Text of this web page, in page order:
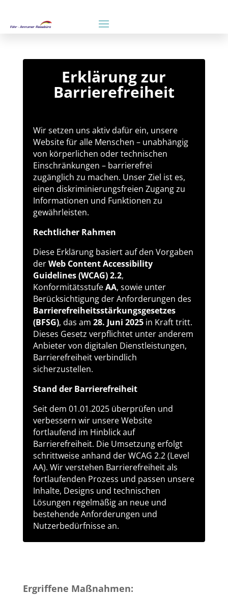
Erklärung zur
Barrierefreiheit
Wir setzen uns aktiv dafür ein, unsere
Website für alle Menschen – unabhängig
von körperlichen oder technischen
Einschränkungen – barrierefrei
zugänglich zu machen. Unser Ziel ist es,
einen diskriminierungsfreien Zugang zu
Informationen und Funktionen zu
gewährleisten.
Rechtlicher Rahmen
Diese Erklärung basiert auf den Vorgaben
derWeb Content Accessibility
Guidelines (WCAG) 2.2,
KonformitätsstufeAA, sowie unter
Berücksichtigung der Anforderungen des
Barrierefreiheitsstärkungsgesetzes
(BFSG), das am 28. Juni 2025in Kraft tritt.
Dieses Gesetz verpflichtet unter anderem
Anbieter von digitalen Dienstleistungen,
Barrierefreiheit verbindlich
sicherzustellen.
Stand der Barrierefreiheit
Seit dem 01.01.2025 überprüfen und
verbessern wir unsere Website
fortlaufend im Hinblick auf
Barrierefreiheit. Die Umsetzung erfolgt
schrittweise anhand der WCAG 2.2 (Level
AA). Wir verstehen Barrierefreiheit als
fortlaufenden Prozess und passen unsere
Inhalte, Designs und technischen
Lösungen regelmäßig an neue und
bestehende Anforderungen und
Nutzerbedürfnisse an.
Ergriffene Maßnahmen: